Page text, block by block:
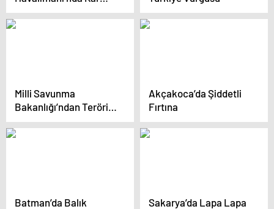
Yağışı
Milli Savunma
Bakanlığı’ndan Terörist
Operasyonu
Açıklaması
Akçakoca’da Şiddetli
Fırtına
Batman’da Balık
Sakarya’da Lapa Lapa